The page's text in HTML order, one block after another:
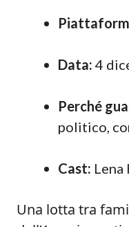
Data: 4
Perché
politico,
Cast: Lena
Una lotta tra